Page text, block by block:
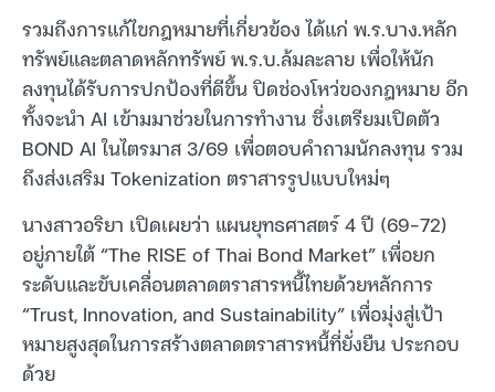
รวมถึงการแก้ไขกฎหมายที่เกี่ยวข้อง ได้แก่ พ.ร.บาง.หลัก
ทรัพย์และตลาดหลักทรัพย์ พ.ร.บ.ล้มละลาย เพื่อให้นัก
ลงทุนได้รับการปกป้องที่ดีขึ้น ปิดช่องโหว่ของกฎหมาย อีก
ทั้งจะนำ AI เข้ามมาช่วยในการทำงาน ซึ่งเตรียมเปิดตัว
BOND AI ในไตรมาส 3/69 เพื่อตอบคำถามนักลงทุน รวม
ถึงส่งเสริม Tokenization ตราสารรูปแบบใหม่ๆ
นางสาวอริยา เปิดเผยว่า แผนยุทธศาสตร์ 4 ปี (69-72)
อยู่ภายใต้ “The RISE of Thai Bond Market” เพื่อยก
ระดับและขับเคลื่อนตลาดตราสารหนี้ไทยด้วยหลักการ
“Trust, Innovation, and Sustainability” เพื่อมุ่งสู่เป้า
หมายสูงสุดในการสร้างตลาดตราสารหนี้ที่ยั่งยืน ประกอบ
ด้วย